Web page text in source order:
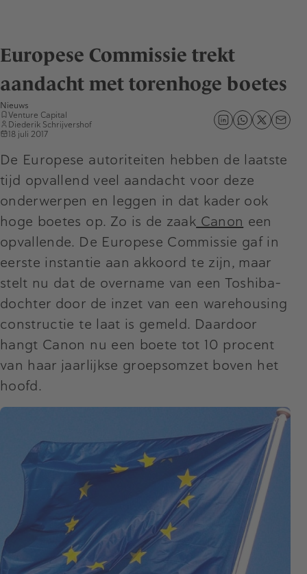
Europese Commissie trekt
aandacht met torenhoge boetes
Nieuws
Venture Capital
Diederik Schrijvershof
18 juli 2017
De Europese autoriteiten hebben de laatste
tijd opvallend veel aandacht voor deze
onderwerpen en leggen in dat kader ook
hoge boetes op. Zo is de zaak Canon een
opvallende. De Europese Commissie gaf in
eerste instantie aan akkoord te zijn, maar
stelt nu dat de overname van een Toshiba-
dochter door de inzet van een warehousing
constructie te laat is gemeld. Daardoor
hangt Canon nu een boete tot 10 procent
van haar jaarlijkse groepsomzet boven het
hoofd.